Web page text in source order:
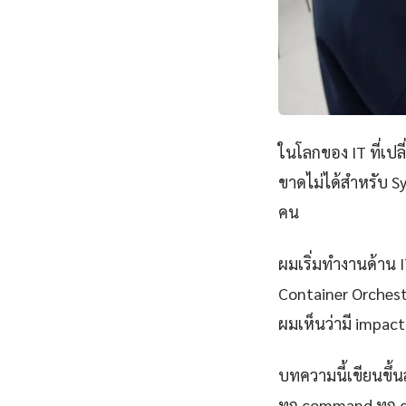
ในโลกของ IT ที่เป
ขาดไม่ได้สำหรับ
คน
ผมเริ่มทำงานด้าน
Container
ผมเห็นว่ามี
บทความนี้เขียนขึ้